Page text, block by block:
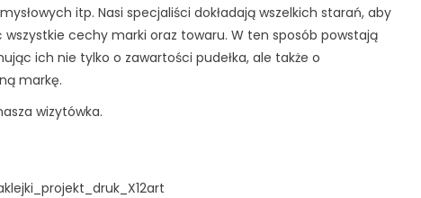
itp. Nasi specjaliści dokładają wszelkich starań, aby
cechy marki oraz towaru. W ten sposób powstają
ich nie tylko o zawartości pudełka, ale także o
markę.
wizytówka.